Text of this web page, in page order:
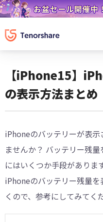
【iPhone15】
の表示方法まとめ
iPhoneのバッテリーが表
ませんか？ バッテリー残
にはいくつか手段がありま
iPhoneのバッテリー残量
くので、参考にしてみてく